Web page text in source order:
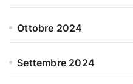
Ottobre 2024
Settembre 2024